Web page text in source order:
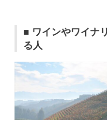
■ ワインやワイナ
る人